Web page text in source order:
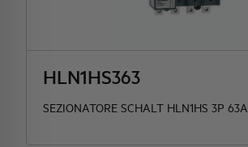
HLN1HS363
SEZIONATORE SCHALT HLN1HS 3P 63A